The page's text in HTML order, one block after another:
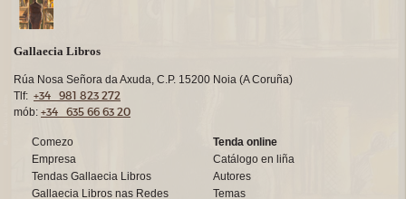
Gallaecia Libros
Rúa Nosa Señora da Axuda, C.P. 15200 Noia (A Coruña)
Tlf: +34 981 823 272
mób: +34 635 66 63 20
Comezo
Empresa
Tendas Gallaecia Libros
Gallaecia Libros nas Redes
Tenda online
Catálogo en liña
Autores
Temas